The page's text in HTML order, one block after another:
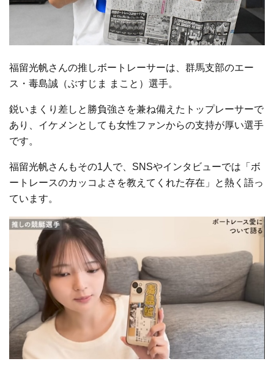
福留光帆さんの推しボートレーサーは、群馬支部のエー
ス・毒島誠（ぶすじま まこと）選手。
鋭いまくり差しと勝負強さを兼ね備えたトップレーサーで
あり、イケメンとしても女性ファンからの支持が厚い選手
です。
福留光帆さんもその1人で、SNSやインタビューでは「ボ
ートレースのカッコよさを教えてくれた存在」と熱く語っ
ています。